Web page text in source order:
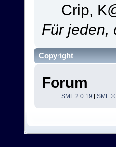
Crip,
Für jeden,
Copyright
Forum
SMF 2.0.19 | SMF ©